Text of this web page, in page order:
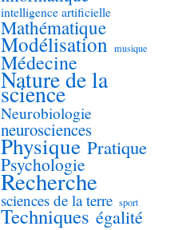
intelligence artificielle
Mathématique
Modélisation musique
Médecine
Nature de la
science
Neurobiologie
neurosciences
Physique Pratique
Psychologie
Recherche
sciences de la terre sport
Techniques égalité